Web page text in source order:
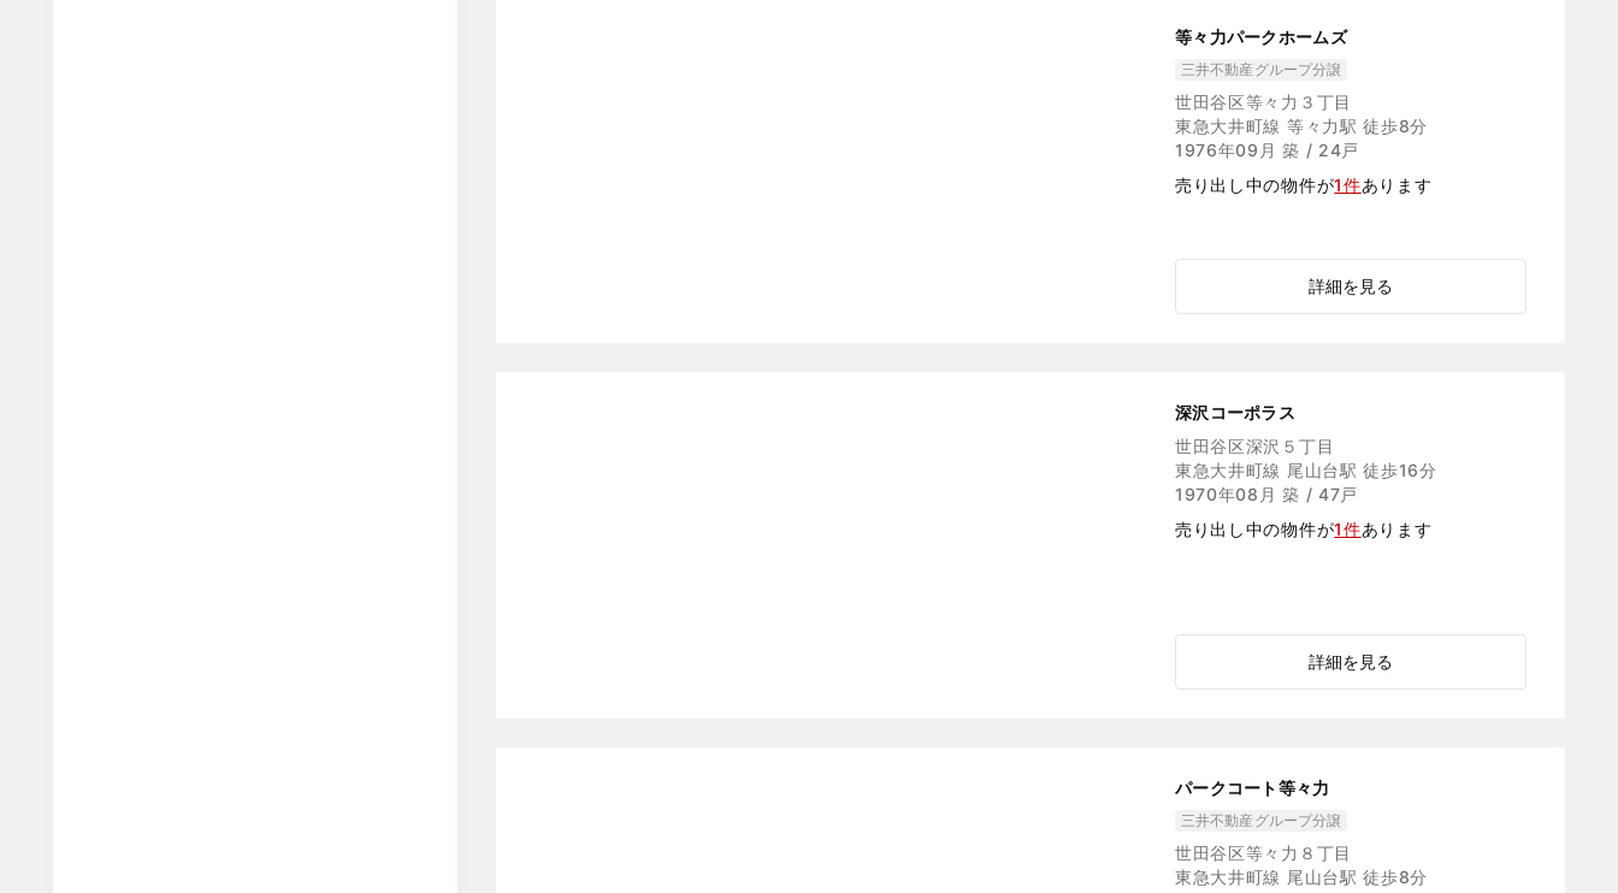
等々力パークホームズ
三井不動産グループ分譲
世田谷区等々力３丁目
東急大井町線 等々力駅 徒歩8分
1976年09月 築 / 24戸
売り出し中の物件が1件あります
詳細を見る
深沢コーポラス
世田谷区深沢５丁目
東急大井町線 尾山台駅 徒歩16分
1970年08月 築 / 47戸
売り出し中の物件が1件あります
詳細を見る
パークコート等々力
三井不動産グループ分譲
世田谷区等々力８丁目
東急大井町線 尾山台駅 徒歩8分